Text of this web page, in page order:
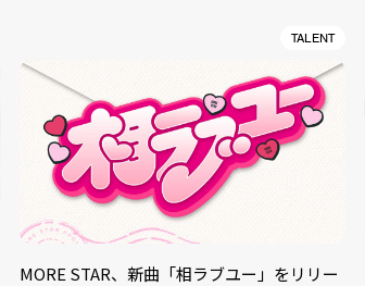
TALENT
MORE STAR、新曲「相ラブユー」をリリー